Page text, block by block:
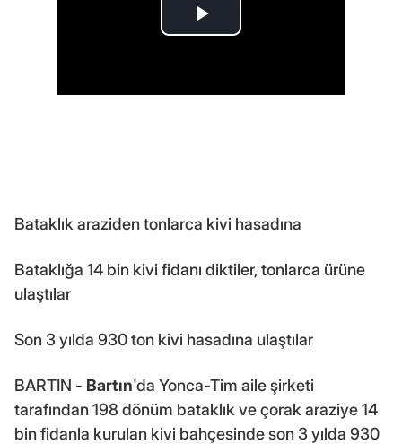
Bataklık araziden tonlarca kivi hasadına
Bataklığa 14 bin kivi fidanı diktiler, tonlarca ürüne
ulaştılar
Son 3 yılda 930 ton kivi hasadına ulaştılar
BARTIN - Bartın'da Yonca-Tim aile şirketi
tarafından 198 dönüm bataklık ve çorak araziye 14
bin fidanla kurulan kivi bahçesinde son 3 yılda 930